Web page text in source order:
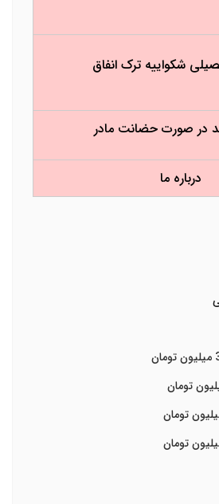
شکواییه ترک انفاق
در صورت حضانت مادر
درباره ما